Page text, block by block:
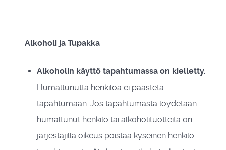
Alkoholi ja Tupakka
Alkoholin käyttö tapahtumassa on kielletty.
Humaltunutta henkilöä ei päästetä
tapahtumaan. Jos tapahtumasta löydetään
humaltunut henkilö tai alkoholituotteita on
järjestäjillä oikeus poistaa kyseinen henkilö